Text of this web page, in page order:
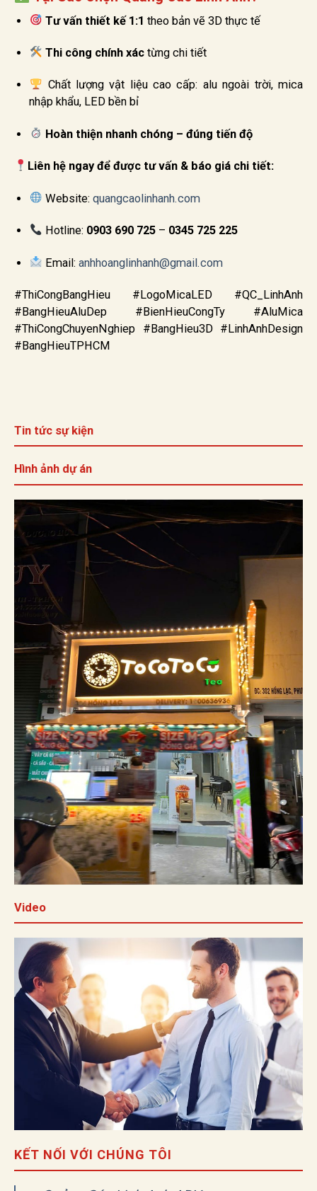
Tư vấn thiết kế 1:1 theo bản vẽ 3D thực tế
Thi công chính xác từng chi tiết
Chất lượng vật liệu cao cấp: alu ngoài trời, mica
nhập khẩu, LED bền bỉ
Hoàn thiện nhanh chóng – đúng tiến độ
Liên hệ ngay để được tư vấn & báo giá chi tiết:
Website:quangcaolinhanh.com
Hotline: 0903 690 725 – 0345 725 225
Email:anhhoanglinhanh@gmail.com
#ThiCongBangHieu #LogoMicaLED #QC_LinhAnh
#BangHieuAluDep #BienHieuCongTy #AluMica
#ThiCongChuyenNghiep #BangHieu3D #LinhAnhDesign
#BangHieuTPHCM
Tin tức sự kiện
Hình ảnh dự án
Video
KẾT NỐI VỚI CHÚNG TÔI